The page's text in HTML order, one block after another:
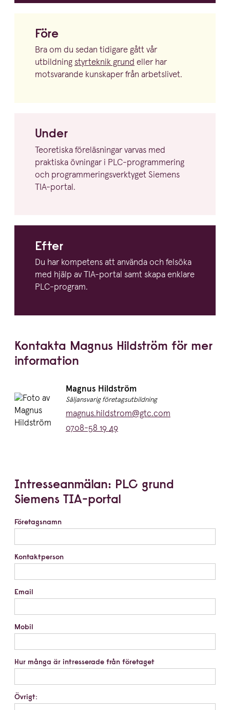
Före
Bra om du sedan tidigare gått vår
utbildning styrteknik grund eller har
motsvarande kunskaper från arbetslivet.
Under
Teoretiska föreläs­ningar varvas med
praktiska övningar i PLC-program­mering
och program­me­rings­verk­tyget Siemens
TIA-portal.
Efter
Du har kompetens att använda och felsöka
med hjälp av TIA-portal samt skapa enklare
PLC-program.
Kontakta Magnus Hildström för mer
information
Namn:
Magnus Hildström
Titel:
Säljansvarig företagsutbildning
E-post:
magnus.hildstrom@gtc.com
Telefon:
0708-58 19 49
Intresseanmälan: PLC grund
Siemens TIA-portal
Företagsnamn
Kontaktperson
Email
Mobil
Hur många är intresserade från företaget
Övrigt: